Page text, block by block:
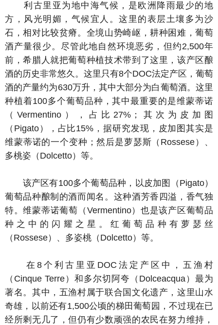
利古里亚为地中海气候，是欧洲降雨最少的地
方，风光明媚，气候宜人。这里的表层土壤多为沙
石，相对比较贫瘠。全境山势崎岖，耕种困难，葡萄
酒产量很少。尽管此地自然环境恶劣，但约2,500年
前，希腊人就把葡萄种植技术带到了这里，该产区酿
酒的历史非常悠久。这里只有8个DOC法定产区，葡萄
酒的产量约为630万升，其中大部分为白葡萄酒。这里
种植着100多个葡萄品种，其中最重要的是维蒙蒂诺
（Vermentino），占比27%；其次为皮加图
（Pigato），占比15%，据研究发现，皮加图其实是
维蒙蒂诺的一个变种；然后是萝瑟斯（Rossese）、
多桃姿（Dolcetto）等。
该产区有100多个葡萄品种，以皮加图（Pigato）
葡萄品种酿制的酒而闻名。这种酒芳香四溢，香气独
特。维蒙蒂诺葡萄（Vermentino）也是该产区葡萄品
种之中的闪耀之星。红葡萄品种有萝瑟丝
（Rossese）、多姿桃（Dolcetto）等。
在8个利古里亚DOC法定产区中，五渔村
（Cinque Terre）和多尔切阿夸（Dolceacqua）最为
著名。其中，五渔村属于联合国文化遗产，这里山水
奇雄，以前还有1,500公顷的梯田葡萄园，不过现在已
经所剩无几了，但仍有少数顽强的农民在努力维持，